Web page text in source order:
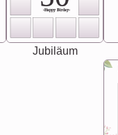
-Happy Birday-
Jubiläum